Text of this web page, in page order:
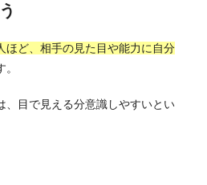
ほど、相手の見た目や能力に自分
。
、目で見える分意識しやすいとい